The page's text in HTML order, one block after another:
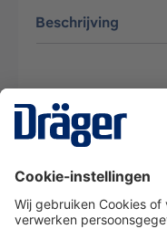
Beschrijving